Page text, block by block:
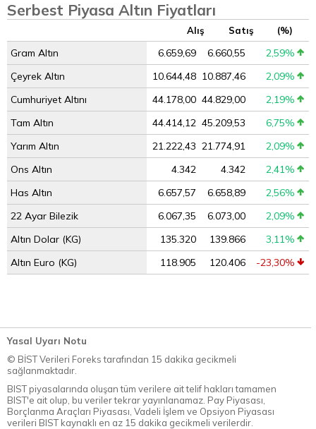
Serbest Piyasa Altın Fiyatları
Alış Satış (%)
Gram Altın 6.659,69 6.660,55
2,59%
Çeyrek Altın
10.644,48 10.887,46
2,09%
Cumhuriyet Altını
44.178,00 44.829,00
2,19%
Tam Altın
44.414,12 45.209,53
6,75%
Yarım Altın
21.222,43 21.774,91
2,09%
Ons Altın
4.342 4.342
2,41%
Has Altın
6.657,57 6.658,89
2,56%
22 Ayar Bilezik
6.067,35 6.073,00
2,09%
Altın Dolar (KG)
135.320 139.866
3,11%
Altın Euro (KG)
118.905 120.406 -23,30%
Yasal Uyarı Notu
© BİST Verileri Foreks tarafından 15 dakika gecikmeli
sağlanmaktadır.
BIST piyasalarında oluşan tüm verilere ait telif hakları tamamen
BIST'e ait olup, bu veriler tekrar yayınlanamaz. Pay Piyasası,
Borçlanma Araçları Piyasası, Vadeli İşlem ve Opsiyon Piyasası
verileri BIST kaynaklı en az 15 dakika gecikmeli verilerdir.